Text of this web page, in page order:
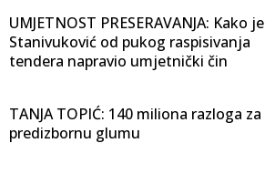
UMJETNOST PRESERAVANJA: Kako je
Stanivuković od pukog raspisivanja
tendera napravio umjetnički čin
TANJA TOPIĆ: 140 miliona razloga za
predizbornu glumu